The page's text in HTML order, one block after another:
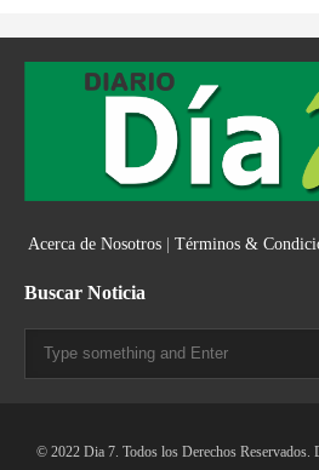
Acerca de Nosotros| Términos &
Buscar Noticia
© 2022 Dia 7. Todos los Derechos Reservados.